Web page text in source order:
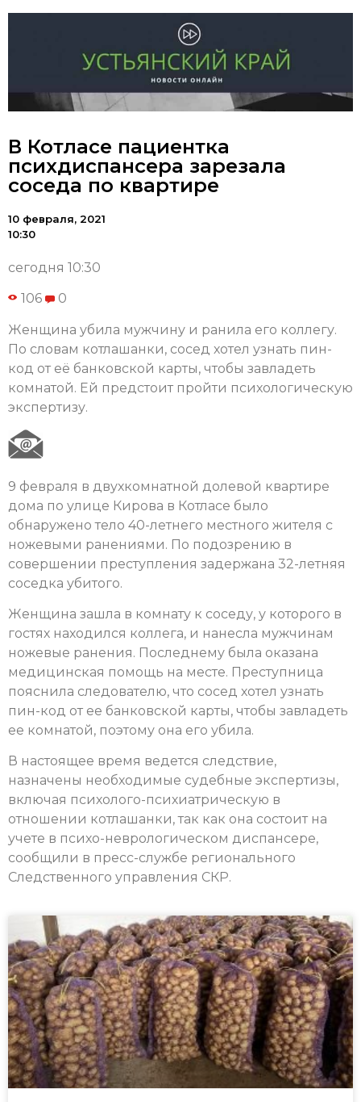
В Котласе пациентка
психдиспансера зарезала
соседа по квартире
10 февраля, 2021
10:30
сегодня 10:30
106 0
Женщина убила мужчину и ранила его коллегу.
По словам котлашанки, сосед хотел узнать пин-
код от её банковской карты, чтобы завладеть
комнатой. Ей предстоит пройти психологическую
экспертизу.
9 февраля в двухкомнатной долевой квартире
дома по улице Кирова в Котласе было
обнаружено тело 40-летнего местного жителя с
ножевыми ранениями. По подозрению в
совершении преступления задержана 32-летняя
соседка убитого.
Женщина зашла в комнату к соседу, у которого в
гостях находился коллега, и нанесла мужчинам
ножевые ранения. Последнему была оказана
медицинская помощь на месте. Преступница
пояснила следователю, что сосед хотел узнать
пин-код от ее банковской карты, чтобы завладеть
ее комнатой, поэтому она его убила.
В настоящее время ведется следствие,
назначены необходимые судебные экспертизы,
включая психолого-психиатрическую в
отношении котлашанки, так как она состоит на
учете в психо-неврологическом диспансере,
сообщили в пресс-службе регионального
Следственного управления СКР.